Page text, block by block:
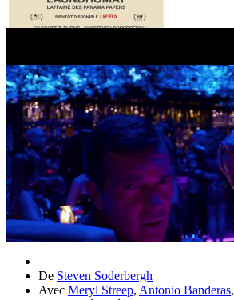
De Steven Soderbergh
Avec Meryl Streep, Antonio Banderas,